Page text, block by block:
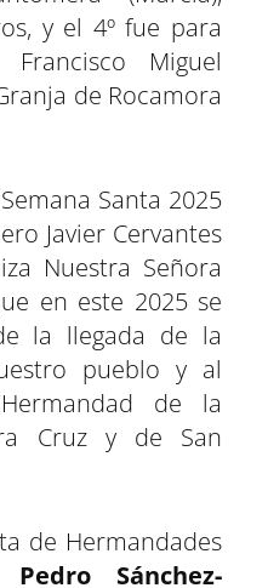
y el 4º fue para
Francisco Miguel
de Rocamora
Santa 2025
Javier Cervantes
Nuestra Señora
en este 2025 se
la llegada de la
pueblo y al
de la
Cruz y de San
de Hermandades
Pedro Sánchez-